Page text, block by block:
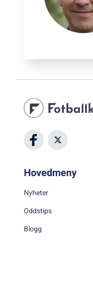
Hovedmeny
Nyheter
Oddstips
Blogg